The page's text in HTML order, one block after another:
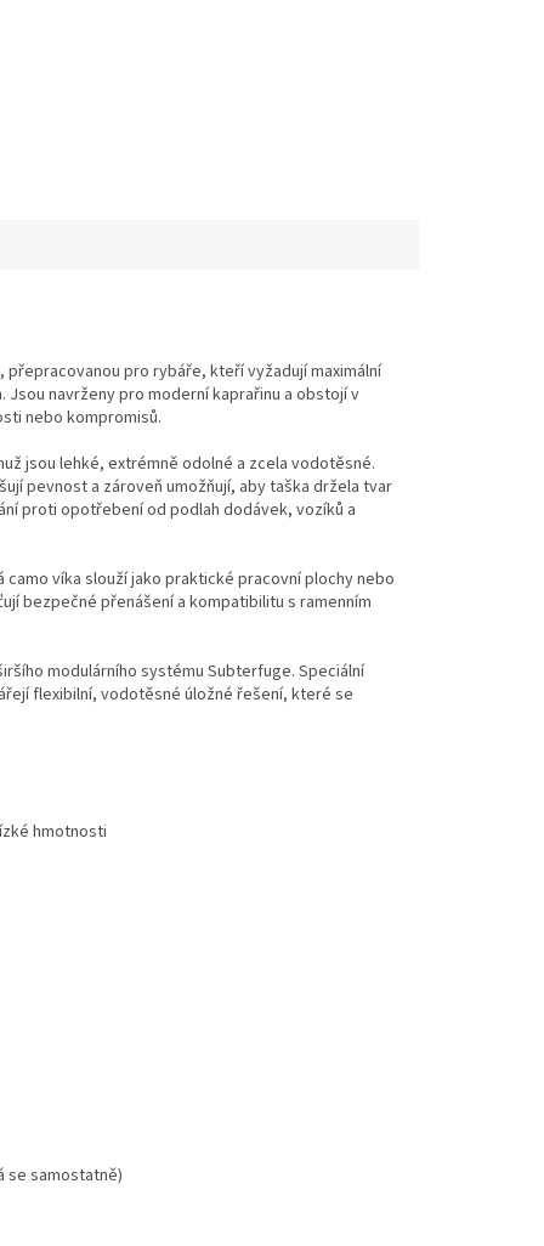
pro rybáře, kteří vyžadují maximální
navrženy pro moderní kaprařinu a obstojí v
nebo kompromisů.
jsou lehké, extrémně odolné a zcela vodotěsné.
pevnost a zároveň umožňují, aby taška držela tvar
proti opotřebení od podlah dodávek, vozíků a
víka slouží jako praktické pracovní plochy nebo
bezpečné přenášení a kompatibilitu s ramenním
modulárního systému Subterfuge. Speciální
flexibilní, vodotěsné úložné řešení, které se
hmotnosti
se samostatně)